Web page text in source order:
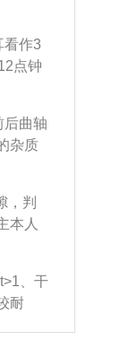
如果
急措
有的
后将
的东
引起
草酸
洗剂
辆启
烧
三元
况就
看作3
点钟
住
同的
练
真实
方
后曲轴
杂质
效果
、
缸体
中，
使用
油现
性，
，判
本人
或4s
轴磨
生异
球头
、干
耐